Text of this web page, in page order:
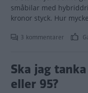
småbilar med
kronor styck. Hur
3 kommentarer
Ska jag
eller 95?